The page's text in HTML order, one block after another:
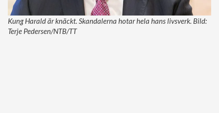
Kung Harald är knäckt. Skandalerna hotar hela hans livsverk. Bild:
Terje Pedersen/NTB/TT